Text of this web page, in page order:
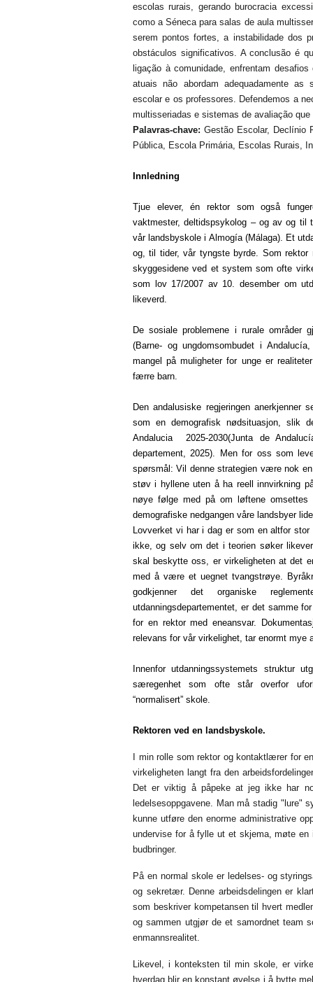
escolas rurais, gerando burocracia
como a Séneca para salas de aula
serem pontos fortes, a instabilidade dos
obstáculos significativos. A conclusão é
ligação à comunidade, enfrentam
atuais não abordam adequadamente as
escolar e os professores. Defendemos a
multisseriadas e sistemas de avaliação
Palavras-chave: Gestão Escolar, Declínio
Pública, Escola Primária, Escolas Rurais,
Innledning
Tjue elever, én rektor som også
vaktmester, deltidspsykolog – og av og til
vår landsbyskole i Almogía (Málaga). Et
og, til tider, vår tyngste byrde. Som
skyggesidene ved et system som ofte
som lov 17/2007 av 10. desember om
likeverd.
De sosiale problemene i rurale områder
(Barne- og ungdomsombudet i
mangel på muligheter for unge er
færre barn.
Den andalusiske regjeringen anerkjenner
som en demografisk nødsituasjon, slik
Andalucia 2025-2030(Junta de
departement, 2025). Men for oss som
spørsmål: Vil denne strategien være nok
støv i hyllene uten å ha reell innvirkning
nøye følge med på om løftene
demografiske nedgangen våre landsbyer
Lovverket vi har i dag er som en altfor
ikke, og selv om det i teorien søker
skal beskytte oss, er virkeligheten at det
med å være et uegnet tvangstrøye.
godkjenner det organiske
utdanningsdepartementet, er det samme
for en rektor med eneansvar.
relevans for vår virkelighet, tar enormt mye
Innenfor utdanningssystemets struktur
særegenhet som ofte står overfor
“normalisert” skole.
Rektoren ved en landsbyskole.
I min rolle som rektor og kontaktlærer for
virkeligheten langt fra den
Det er viktig å påpeke at jeg ikke har
ledelsesoppgavene. Man må stadig "lure"
kunne utføre den enorme administrative
undervise for å fylle ut et skjema, møte
budbringer.
På en normal skole er ledelses- og
og sekretær. Denne arbeidsdelingen er
som beskriver kompetansen til hvert
og sammen utgjør de et samordnet team
enmannsrealitet.
Likevel, i konteksten til min skole, er
hverdag blir en konstant øvelse i å bytte